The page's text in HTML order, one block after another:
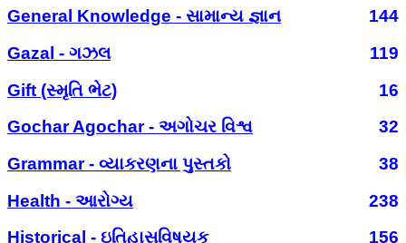
General Knowledge - સામાન્ય જ્ઞાન
144
Gazal - ગઝલ
119
Gift (સ્મૃતિ ભેટ)
16
Gochar Agochar - અગોચર વિશ્વ
32
Grammar - વ્યાકરણના પુસ્તકો
38
Health - આરોગ્ય
238
Historical - ઇતિહાસવિષયક
156